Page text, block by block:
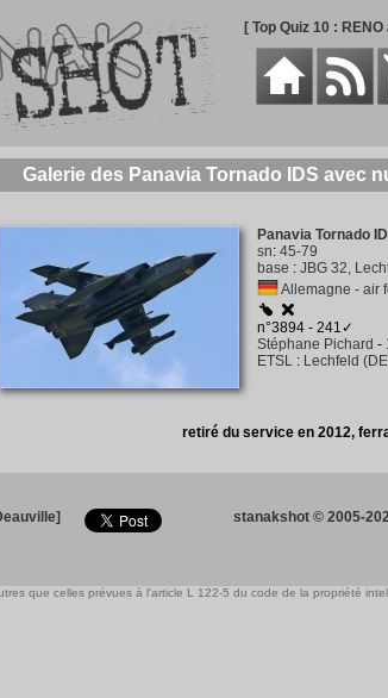
[ Top Quiz 10 :
Galerie des Panavia Tornado IDS avec
Panavia Tornado
sn: 45-79
base : JBG 32,
Allemagne - air
n°3894 - 241✓
Stéphane Pichard -
ETSL: Lechfeld
retiré du service en 2012,
stanakshot © 2005-
que celles prévues à l'article L 122-5 du code de la propriété